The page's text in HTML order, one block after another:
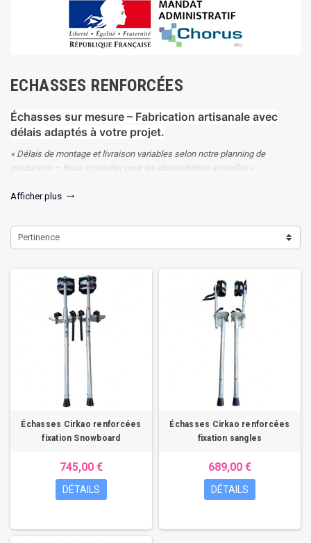
ECHASSES RENFORCÉES
Échasses sur mesure – Fabrication artisanale avec
délais adaptés à votre projet.
« Délais de montage et livraison variables selon notre planning de
production – Nous consulter pour les disponibilités actuelles »
Afficher plus trending_flat
Pertinence
Échasses Cirkao renforcées
fixation Snowboard
745,00 €
DÉTAILS
Échasses Cirkao renforcées
fixation sangles
689,00 €
DÉTAILS